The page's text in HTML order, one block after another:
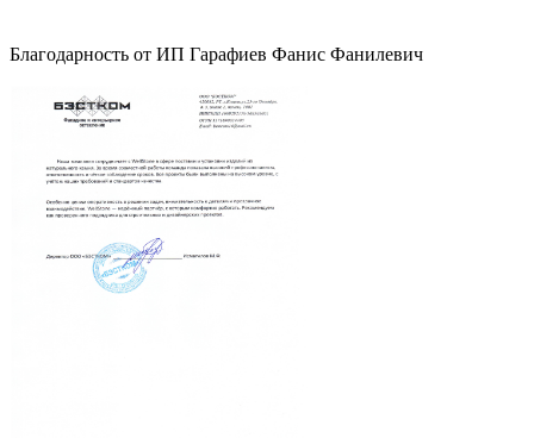
Благодарность от ИП Гарафиев Фанис Фанилевич